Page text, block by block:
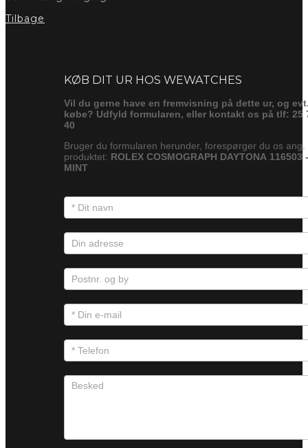
Tilbage
KØB DIT UR HOS WEWATCHES
Vil du gerne have en fremvisning på dette ur, og
købe? Udfyld formularen, eller kontakt os på tlf: 25
40
Bruger du formularen herunder, forespørger du os ang.
produktet: ROLEX COSMOGRAPH DAYTONA 116503 -
MINT